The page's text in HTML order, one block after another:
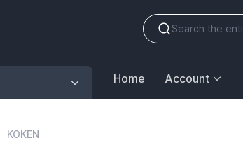
Home Account
KOKEN